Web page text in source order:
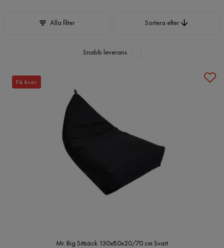
Alla filter Sortera efter
Snabb leverans
Mr. Big Sittsäck 130x80x20/70 cm Svart
Få kvar